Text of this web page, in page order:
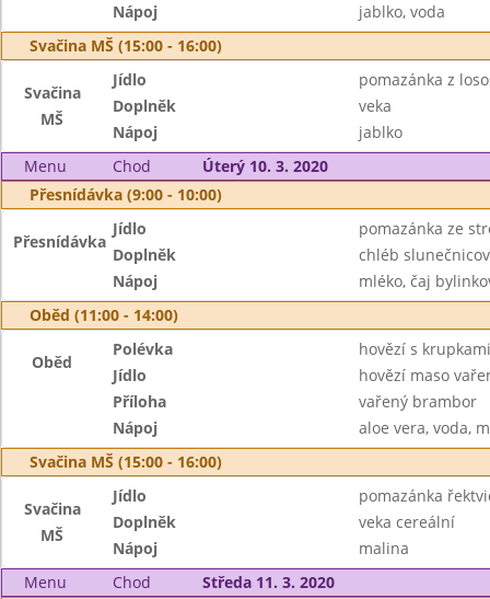
Nápoj
jablko, voda
Svačina MŠ (15:00 - 16:00)
Svačina
MŠ
Jídlo
pomazánka z
Doplněk
veka
Nápoj
jablko
Menu
Chod
Úterý 10. 3. 2020
Přesnídávka (9:00 - 10:00)
Přesnídávka
Jídlo
pomazánka ze
Doplněk
chléb
Nápoj
mléko, čaj
Oběd (11:00 - 14:00)
Oběd
Polévka
hovězí s
Jídlo
hovězí maso
Příloha
vařený brambor
Nápoj
aloe vera, voda,
Svačina MŠ (15:00 - 16:00)
Svačina
MŠ
Jídlo
pomazánka
Doplněk
veka cereální
Nápoj
malina
Menu
Chod
Středa 11. 3. 2020